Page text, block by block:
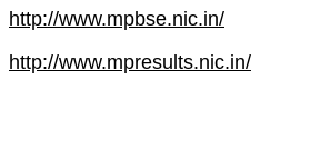
http://www.mpbse.nic.in/
http://www.mpresults.nic.in/